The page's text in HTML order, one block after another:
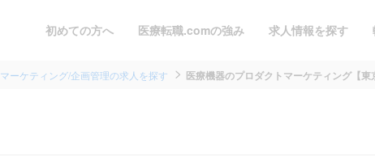
初めての方へ 医療転職.comの強み 求人情報を探す
マーケティング/企画管理の求人を探す 医療機器のプロダクトマーケティング【東